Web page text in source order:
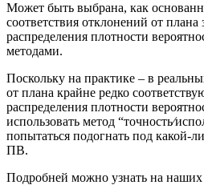
Может быть выбрана, как
соответствия отклонений от плана
распределения плотности
методами.
Поскольку на практике – в
от плана крайне редко
распределения плотности
использовать метод
попытаться подогнать под какой-
ПВ.
Подробней можно узнать на наших